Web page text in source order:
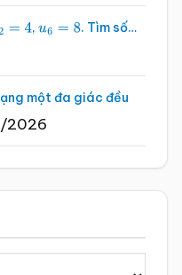
=4 , u6 =8 . Tìm số…
một đa giác đều
2026